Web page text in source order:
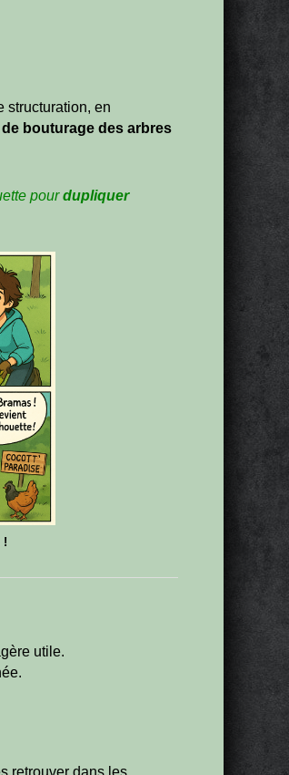
structuration, en
bouturage des arbres
pourdupliquer
!
utile.
retrouver dans les